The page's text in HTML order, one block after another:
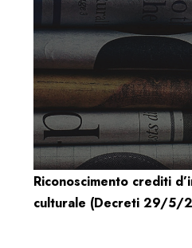
Riconoscimento crediti
culturale (Decreti 29/5/